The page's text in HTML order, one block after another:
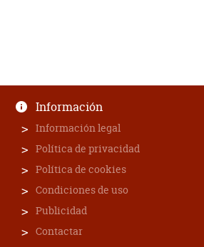
Información
Información legal
Política de privacidad
Política de cookies
Condiciones de uso
Publicidad
Contactar